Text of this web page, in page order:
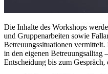
Die Inhalte des Workshops
und Gruppenarbeiten sowie
Betreuungssituationen
in den eigenen Betreuungsalltag
Entscheidung bis zum Gespräch,